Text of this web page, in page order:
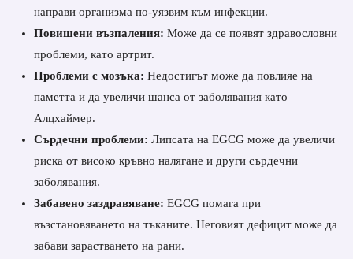
направи организма по-уязвим към инфекции.
Повишени възпаления: Може да се появят здравословни
проблеми, като артрит.
Проблеми с мозъка: Недостигът може да повлияе на
паметта и да увеличи шанса от заболявания като
Алцхаймер.
Сърдечни проблеми: Липсата на EGCG може да увеличи
риска от високо кръвно налягане и други сърдечни
заболявания.
Забавено заздравяване: EGCG помага при
възстановяването на тъканите. Неговият дефицит може да
забави зарастването на рани.